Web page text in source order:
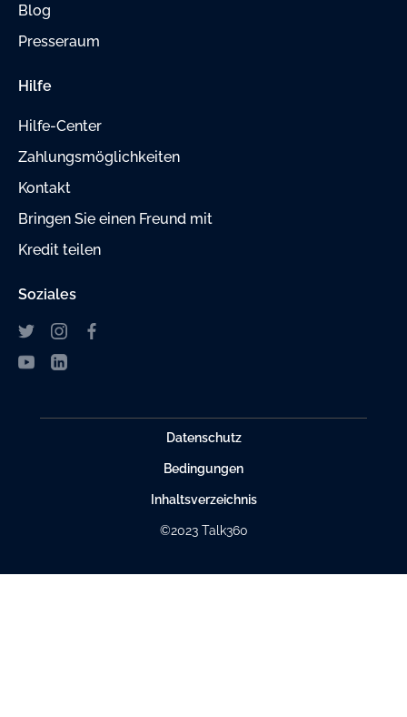
Blog
Presseraum
Hilfe
Hilfe-Center
Zahlungsmöglichkeiten
Kontakt
Bringen Sie einen Freund mit
Kredit teilen
Soziales
Datenschutz
Bedingungen
Inhaltsverzeichnis
©2023 Talk360